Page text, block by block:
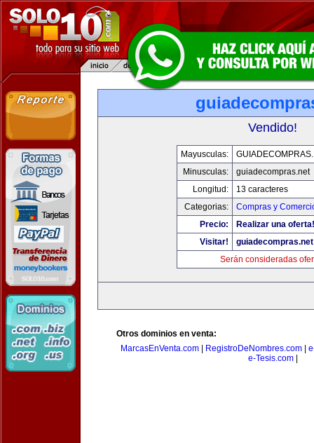
Vendido!
Mayusculas:
Minusculas:
guiadecompras.net
Longitud:
13 caracteres
Categorias:
Compras y
Precio:
Realizar una oferta!
Visitar!
guiadecompras.net
Serán consideradas
Otros dominios en venta:
MarcasEnVenta.com
RegistroDeNombres.com
e-Tesis.com|